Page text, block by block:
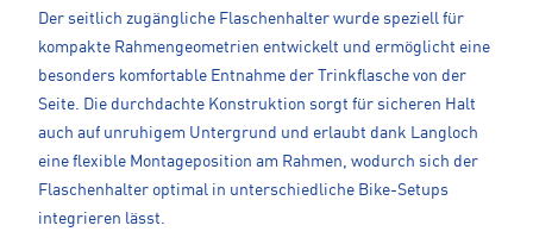
Der seitlich zugängliche Flaschenhalter wurde speziell für
kompakte Rahmengeometrien entwickelt und ermöglicht eine
besonders komfortable Entnahme der Trinkflasche von der
Seite. Die durchdachte Konstruktion sorgt für sicheren Halt
auch auf unruhigem Untergrund und erlaubt dank Langloch
eine flexible Montageposition am Rahmen, wodurch sich der
Flaschenhalter optimal in unterschiedliche Bike-Setups
integrieren lässt.